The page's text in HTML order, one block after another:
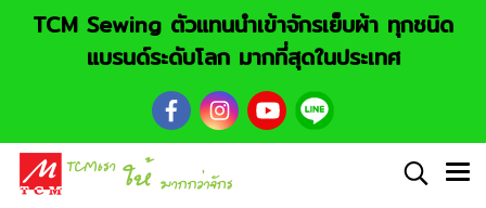
TCM Sewing ตัวแทนนำเข้าจักรเย็บผ้า ทุกชนิด
แบรนด์ระดับโลก มากที่สุดในประเทศ